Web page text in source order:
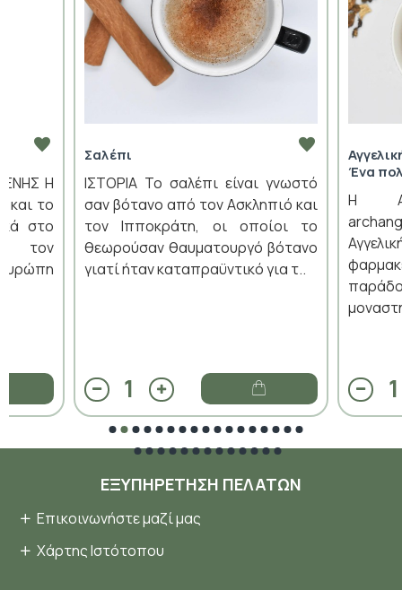
Η
και το
στο
τον
Σαλέπι
ΙΣΤΟΡΙΑ Το σαλέπι είναι γνωστό
σαν βότανο από τον Ασκληπιό και
τον Ιπποκράτη, οι οποίοι το
θεωρούσαν θαυματουργό βότανο
γιατί ήταν καταπραϋντικό για τ..
Ένα
Η
ΕΞΥΠΗΡΈΤΗΣΗ ΠΕΛΑΤΏΝ
Επικοινωνήστε μαζί μας
Χάρτης Ιστότοπου